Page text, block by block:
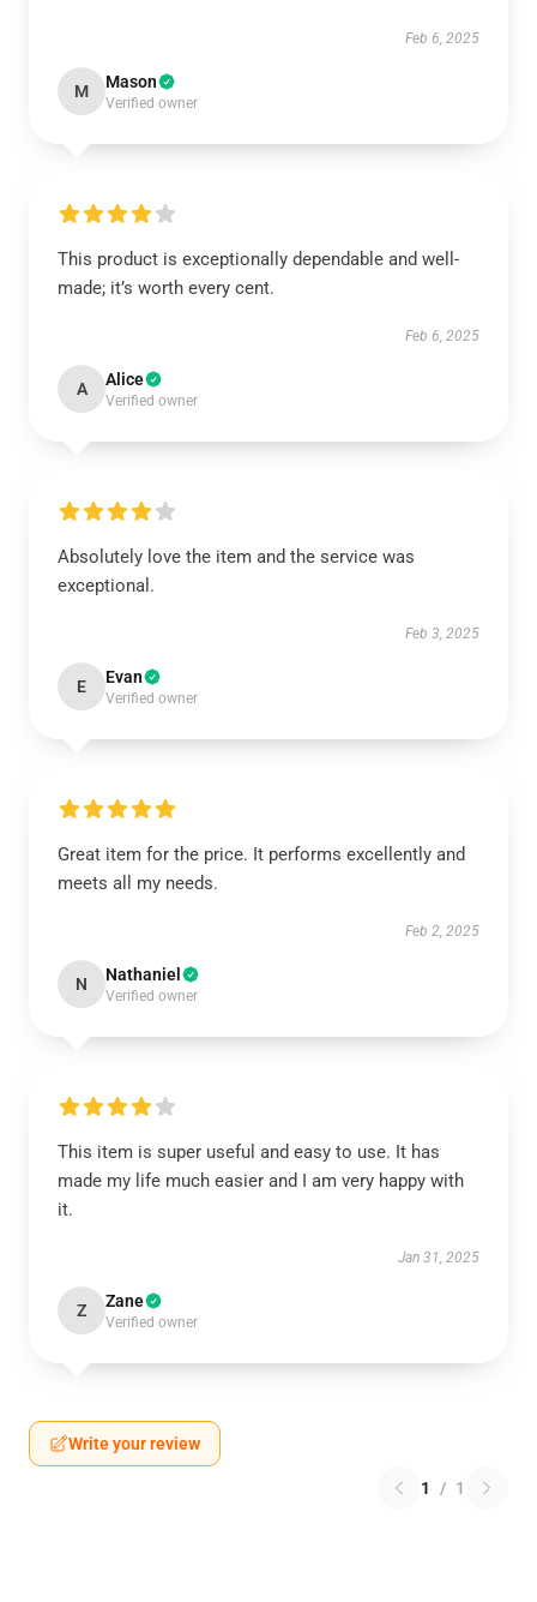
Feb 6, 2025
M Mason
Verified owner
This product is exceptionally dependable and well-
made; it’s worth every cent.
Feb 6, 2025
A Alice
Verified owner
Absolutely love the item and the service was
exceptional.
Feb 3, 2025
E Evan
Verified owner
Great item for the price. It performs excellently and
meets all my needs.
Feb 2, 2025
N Nathaniel
Verified owner
This item is super useful and easy to use. It has
made my life much easier and I am very happy with
it.
Jan 31, 2025
Z Zane
Verified owner
Write your review
1 / 1